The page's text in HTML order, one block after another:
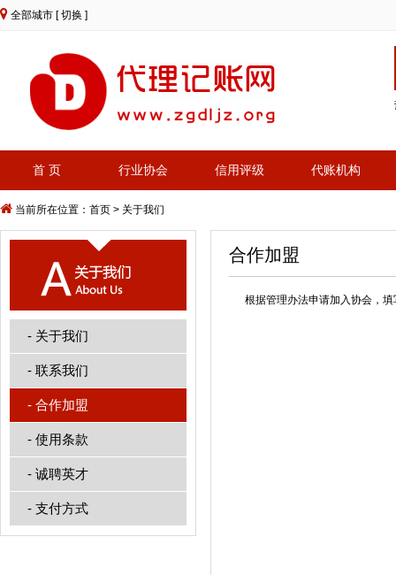
全部城市 [ 切换 ]
首 页 行业协会 信用评级 代账机构
当前所在位置： 首页 > 关于我们
- 关于我们
- 联系我们
- 合作加盟
- 使用条款
- 诚聘英才
- 支付方式
合作加盟
根据管理办法申请加入协会，填